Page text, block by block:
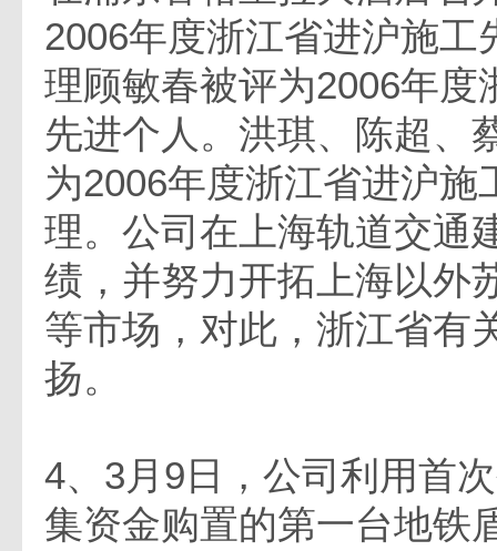
2006年度浙江省进沪施工
理顾敏春被评为2006年度
先进个人。洪琪、陈超、
为2006年度浙江省进沪施
理。公司在上海轨道交通
绩，并努力开拓上海以外
等市场，对此，浙江省有
扬。
4、3月9日，公司利用首
集资金购置的第一台地铁